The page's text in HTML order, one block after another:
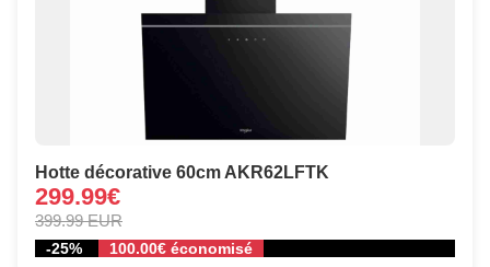
Hotte décorative 60cm AKR62LFTK
299.99€
399.99 EUR
-25% 100.00€ économisé